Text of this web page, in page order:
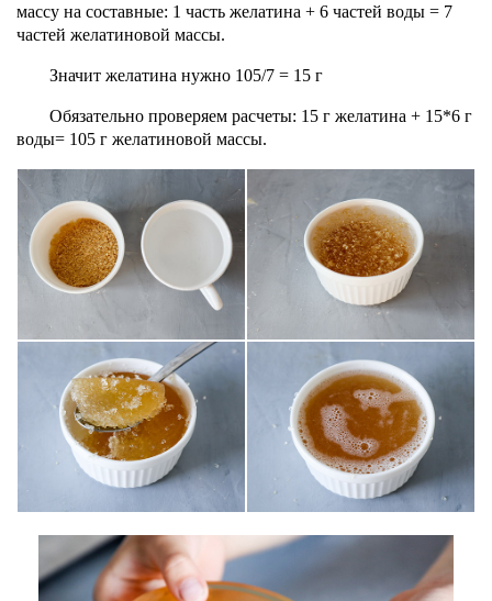
массу на составные: 1 часть желатина + 6 частей воды = 7
частей желатиновой массы.
Значит желатина нужно 105/7 = 15 г
Обязательно проверяем расчеты: 15 г желатина + 15*6 г
воды= 105 г желатиновой массы.